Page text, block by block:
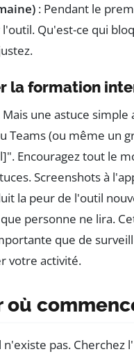
: Pendant le
Qu'est-ce qui
la formation
une astuce simple
Teams (ou même un
Encouragez tout le
Screenshots à
la peur de l'outil
personne ne lira.
que de
votre activité.
où
pas.